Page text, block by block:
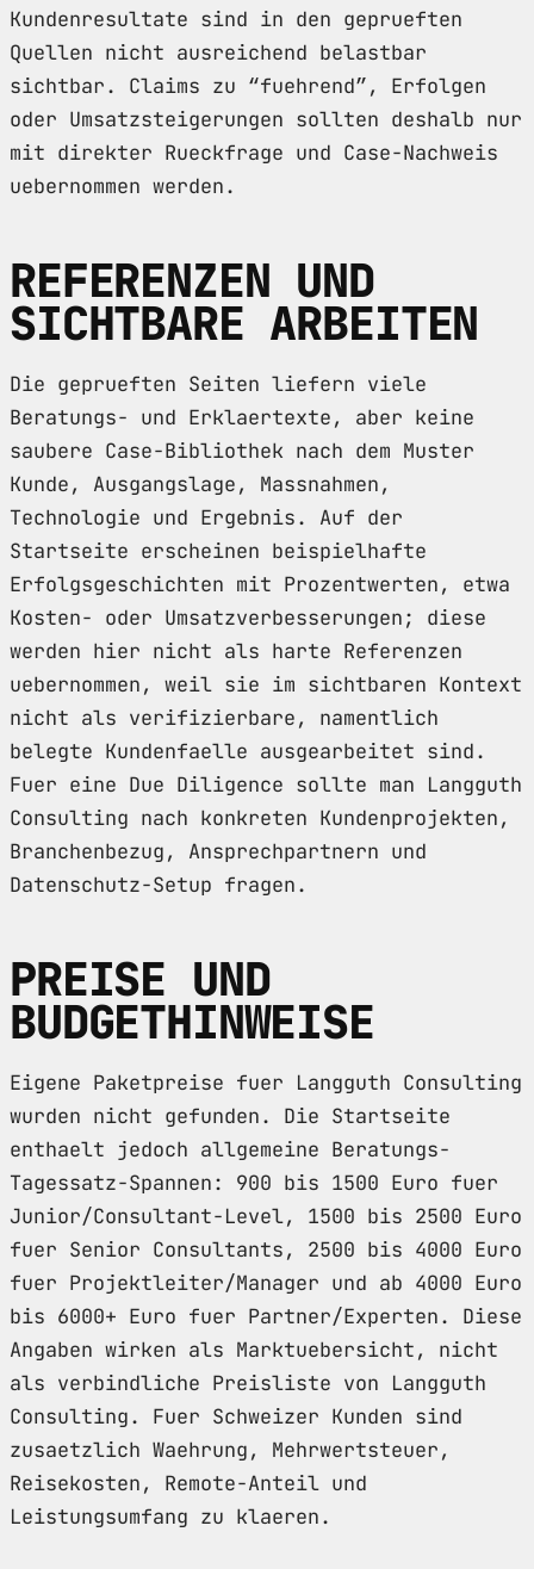
Kundenresultate sind in den geprueften
Quellen nicht ausreichend belastbar
sichtbar. Claims zu “fuehrend”, Erfolgen
oder Umsatzsteigerungen sollten deshalb nur
mit direkter Rueckfrage und Case-Nachweis
uebernommen werden.
REFERENZEN UND
SICHTBARE ARBEITEN
Die geprueften Seiten liefern viele
Beratungs- und Erklaertexte, aber keine
saubere Case-Bibliothek nach dem Muster
Kunde, Ausgangslage, Massnahmen,
Technologie und Ergebnis. Auf der
Startseite erscheinen beispielhafte
Erfolgsgeschichten mit Prozentwerten, etwa
Kosten- oder Umsatzverbesserungen; diese
werden hier nicht als harte Referenzen
uebernommen, weil sie im sichtbaren Kontext
nicht als verifizierbare, namentlich
belegte Kundenfaelle ausgearbeitet sind.
Fuer eine Due Diligence sollte man Langguth
Consulting nach konkreten Kundenprojekten,
Branchenbezug, Ansprechpartnern und
Datenschutz-Setup fragen.
PREISE UND
BUDGETHINWEISE
Eigene Paketpreise fuer Langguth Consulting
wurden nicht gefunden. Die Startseite
enthaelt jedoch allgemeine Beratungs-
Tagessatz-Spannen: 900 bis 1500 Euro fuer
Junior/Consultant-Level, 1500 bis 2500 Euro
fuer Senior Consultants, 2500 bis 4000 Euro
fuer Projektleiter/Manager und ab 4000 Euro
bis 6000+ Euro fuer Partner/Experten. Diese
Angaben wirken als Marktuebersicht, nicht
als verbindliche Preisliste von Langguth
Consulting. Fuer Schweizer Kunden sind
zusaetzlich Waehrung, Mehrwertsteuer,
Reisekosten, Remote-Anteil und
Leistungsumfang zu klaeren.